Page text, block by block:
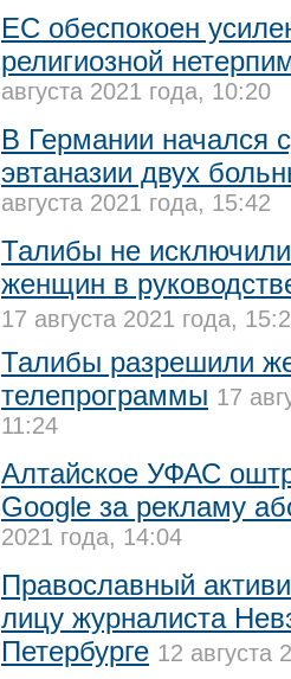
ЕС обеспокоен
религиозной
августа 2021 года, 10:20
В Германии начался
эвтаназии двух
августа 2021 года, 15:42
Талибы не
женщин в
17 августа 2021 года,
Талибы разрешили
телепрограммы 17
11:24
Алтайское УФАС
Google за рекламу
2021 года, 14:04
Православный
лицу журналиста
Петербурге 12 августа